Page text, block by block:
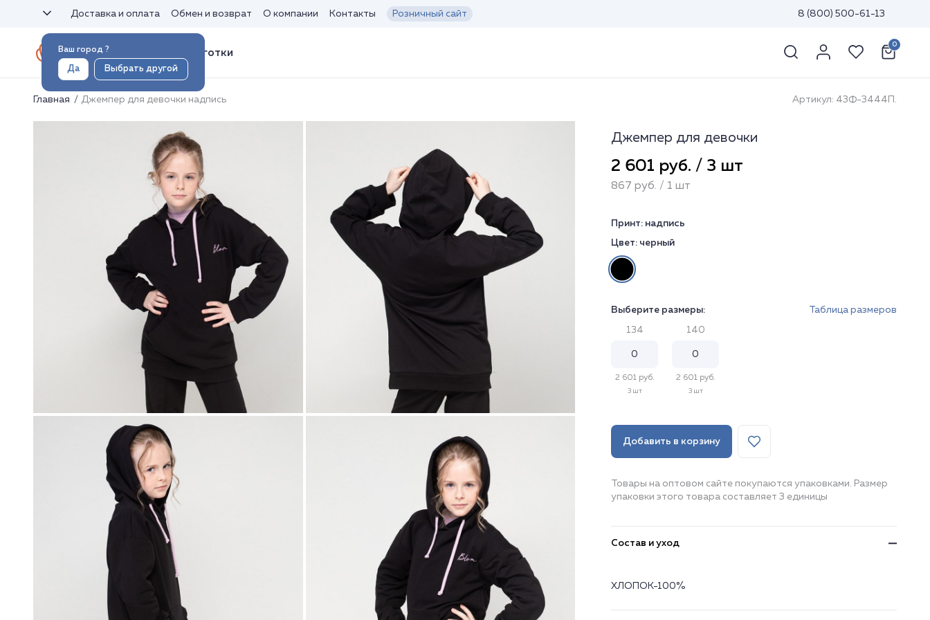
Ваш город ?
Да Выбрать другой
Доставка и оплата Обмен и возврат О компании Контакты Розничный сайт 8 (800) 500-61-13
Носки и колготки
0
Главная Джемпер для девочки надпись Артикул: 43Ф-3444П.
Джемпер для девочки
2 601 руб. / 3 шт
867 руб. / 1 шт
Принт: надпись
Цвет: черный
Выберите размеры: Таблица размеров
134
2 601 руб.
3 шт
140
2 601 руб.
3 шт
Добавить в корзину
Товары на оптовом сайте покупаются упаковками. Размер
упаковки этого товара составляет 3 единицы
Состав и уход
ХЛОПОК-100%